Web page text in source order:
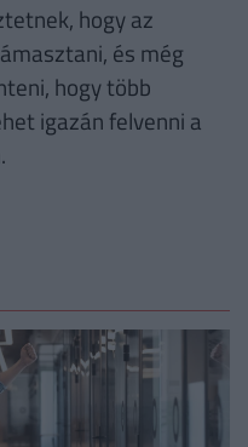
hogy az
és még
hogy több
igazán felvenni a